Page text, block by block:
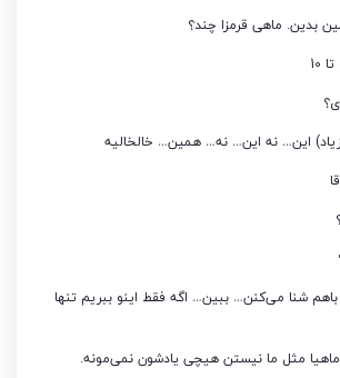
این… نه این… نه… همین… خالخالیه
شنا می‌کنن… ببین… اگه فقط اینو ببریم تنها
ماهیا مثل ما نیستن هیچی یادشون نمی‌مونه.